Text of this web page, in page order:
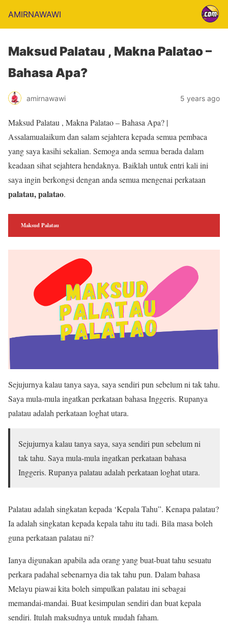
AMIRNAWAWI
Maksud Palatau , Makna Palatao –
Bahasa Apa?
amirnawawi 5 years ago
Maksud Palatau , Makna Palatao – Bahasa Apa? |
Assalamualaikum dan salam sejahtera kepada semua pembaca
yang saya kasihi sekalian. Semoga anda semua berada dalam
keadaan sihat sejahtera hendaknya. Baiklah untuk entri kali ini
saya ingin berkongsi dengan anda semua mengenai perkataan
palatau, palatao.
Maksud Palatau
Sejujurnya kalau tanya saya, saya sendiri pun sebelum ni tak tahu.
Saya mula-mula ingatkan perkataan bahasa Inggeris. Rupanya
palatau adalah perkataan loghat utara.
Sejujurnya kalau tanya saya, saya sendiri pun sebelum ni
tak tahu. Saya mula-mula ingatkan perkataan bahasa
Inggeris. Rupanya palatau adalah perkataan loghat utara.
Palatau adalah singkatan kepada ‘Kepala Tahu”. Kenapa palatau?
Ia adalah singkatan kepada kepala tahu itu tadi. Bila masa boleh
guna perkataan palatau ni?
Ianya digunakan apabila ada orang yang buat-buat tahu sesuatu
perkara padahal sebenarnya dia tak tahu pun. Dalam bahasa
Melayu piawai kita boleh simpulkan palatau ini sebagai
memandai-mandai. Buat kesimpulan sendiri dan buat kepala
sendiri. Itulah maksudnya untuk mudah faham.